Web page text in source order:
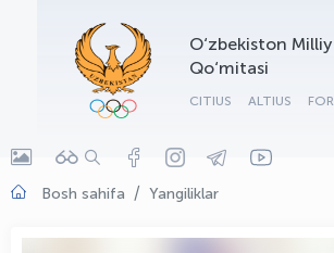
O‘zbekiston
Qo‘mitasi
CITIUS ALTIUS
Bosh sahifa Yangiliklar
OLYMPCHIK AI - yordamchi
Onlayn · olympic.uz